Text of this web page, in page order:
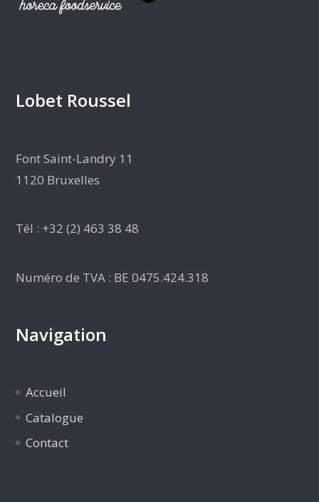
Lobet Roussel
Font Saint-Landry 11
1120 Bruxelles
Tél : +32 (2) 463 38 48
Numéro de TVA : BE 0475.424.318
Navigation
Accueil
Catalogue
Contact